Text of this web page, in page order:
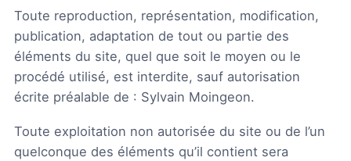
Toute reproduction, représentation, modification,
publication, adaptation de tout ou partie des
éléments du site, quel que soit le moyen ou le
procédé utilisé, est interdite, sauf autorisation
écrite préalable de : Sylvain Moingeon.
Toute exploitation non autorisée du site ou de l’un
quelconque des éléments qu’il contient sera